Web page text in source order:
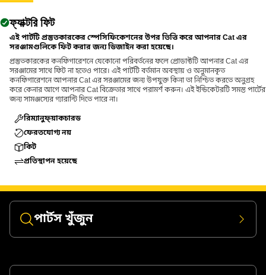
ফ্যাক্টরি ফিট
এই পার্টটি প্রস্তুতকারকের স্পেসিফিকেশনের উপর ভিত্তি করে আপনার Cat এর
সরঞ্জামগুলিকে ফিট করার জন্য ডিজাইন করা হয়েছে।
প্রস্তুতকারকের কনফিগারেশনে যেকোনো পরিবর্তনের ফলে প্রোডাক্টটি আপনার Cat এর
সরঞ্জামের সাথে ফিট না হতেও পারে। এই পার্টটি বর্তমান অবস্থায় ও অনুমানকৃত
কনফিগারেশনে আপনার Cat এর সরঞ্জামের জন্য উপযুক্ত কিনা তা নিশ্চিত করতে অনুগ্রহ
করে কেনার আগে আপনার Cat বিক্রেতার সাথে পরামর্শ করুন। এই ইন্ডিকেটরটি সমস্ত পার্টের
জন্য সামঞ্জস্যের গ্যারান্টি দিতে পারে না।
রিম্যানুফ্য়াকচারড
ফেরতযোগ্য নয়
কিট
প্রতিস্থাপন হয়েছে
পার্টস খুঁজুন